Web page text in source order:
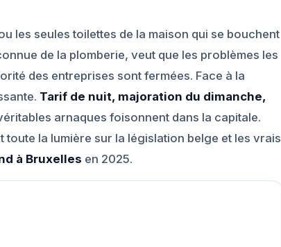
les seules toilettes de la maison qui se bouchent
de la plomberie, veut que les problèmes les
des entreprises sont fermées. Face à la
Tarif de nuit, majoration du dimanche,
arnaques foisonnent dans la capitale.
la lumière sur la législation belge et les vrais
à Bruxelles en 2025.